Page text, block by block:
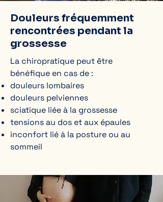
Douleurs fréquemment
rencontrées pendant la
grossesse
La chiropratique peut être
bénéfique en cas de :
douleurs lombaires
douleurs pelviennes
sciatique liée à la grossesse
tensions au dos et aux épaules
inconfort lié à la posture ou au
sommeil